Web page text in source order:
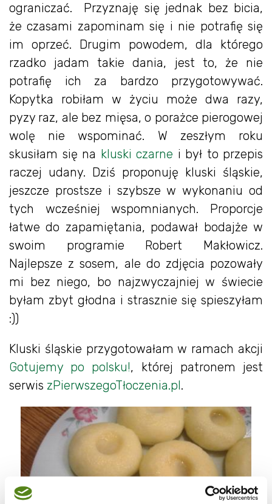
ograniczać. Przyznaję się jednak bez bicia,
że czasami zapominam się i nie potrafię się
im oprzeć. Drugim powodem, dla którego
rzadko jadam takie dania, jest to, że nie
potrafię ich za bardzo przygotowywać.
Kopytka robiłam w życiu może dwa razy,
pyzy raz, ale bez mięsa, o porażce pierogowej
wolę nie wspominać. W zeszłym roku
skusiłam się na kluski czarne i był to przepis
raczej udany. Dziś proponuję kluski śląskie,
jeszcze prostsze i szybsze w wykonaniu od
tych wcześniej wspomnianych. Proporcje
łatwe do zapamiętania, podawał bodajże w
swoim programie Robert Makłowicz.
Najlepsze z sosem, ale do zdjęcia pozowały
mi bez niego, bo najzwyczajniej w świecie
byłam zbyt głodna i strasznie się spieszyłam
:))
Kluski śląskie przygotowałam w ramach akcji
Gotujemy po polsku!, której patronem jest
serwis zPierwszegoTłoczenia.pl .